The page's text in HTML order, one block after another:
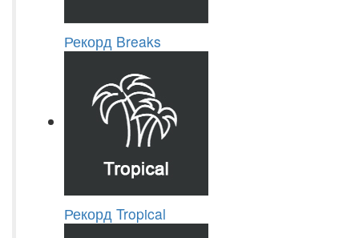
Рекорд Breaks
Рекорд Tropical